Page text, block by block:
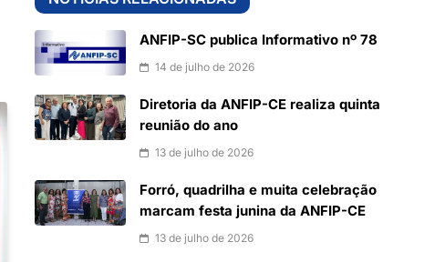
ANFIP-SC publica Informativo nº 78
14 de julho de 2026
Diretoria da ANFIP-CE realiza quinta
reunião do ano
13 de julho de 2026
Forró, quadrilha e muita celebração
marcam festa junina da ANFIP-CE
13 de julho de 2026